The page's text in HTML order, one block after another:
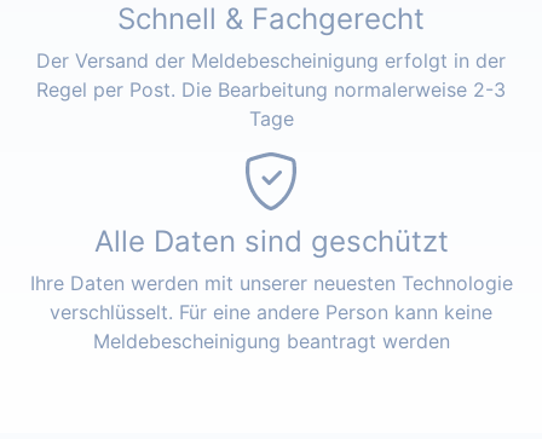
Schnell & Fachgerecht
Der Versand der Meldebescheinigung erfolgt in der
Regel per Post. Die Bearbeitung normalerweise 2-3
Tage
Alle Daten sind geschützt
Ihre Daten werden mit unserer neuesten Technologie
verschlüsselt. Für eine andere Person kann keine
Meldebescheinigung beantragt werden